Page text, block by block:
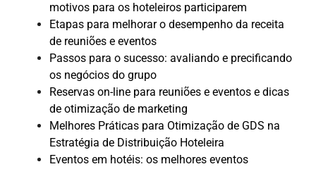
motivos para os hoteleiros participarem
Etapas para melhorar o desempenho da receita
de reuniões e eventos
Passos para o sucesso: avaliando e precificando
os negócios do grupo
Reservas on-line para reuniões e eventos e dicas
de otimização de marketing
Melhores Práticas para Otimização de GDS na
Estratégia de Distribuição Hoteleira
Eventos em hotéis: os melhores eventos